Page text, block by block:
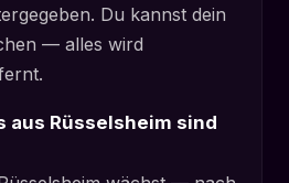
Du kannst dein
— alles wird
aus Rüsselsheim sind